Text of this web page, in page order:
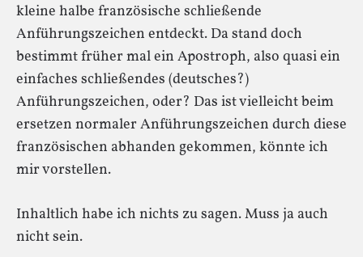
kleine halbe französische schließende
Anführungszeichen entdeckt. Da stand doch
bestimmt früher mal ein Apostroph, also quasi ein
einfaches schließendes (deutsches?)
Anführungszeichen, oder? Das ist vielleicht beim
ersetzen normaler Anführungszeichen durch diese
französischen abhanden gekommen, könnte ich
mir vorstellen.
Inhaltlich habe ich nichts zu sagen. Muss ja auch
nicht sein.